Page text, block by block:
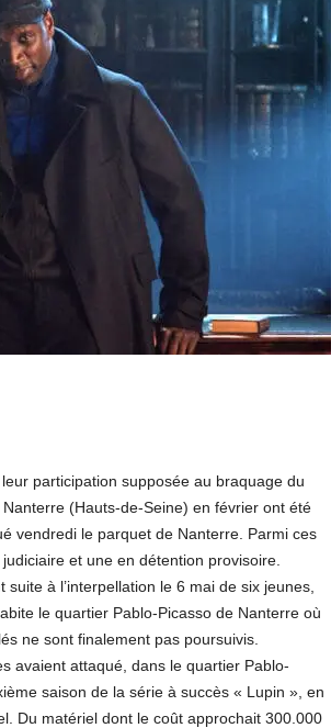
participation supposée au braquage du
(Hauts-de-Seine) en février ont été
vendredi le parquet de Nanterre. Parmi ces
et une en détention provisoire.
à l’interpellation le 6 mai de six jeunes,
le quartier Pablo-Picasso de Nanterre où
ne sont finalement pas poursuivis.
avaient attaqué, dans le quartier Pablo-
saison de la série à succès « Lupin », en
Du matériel dont le coût approchait 300.000